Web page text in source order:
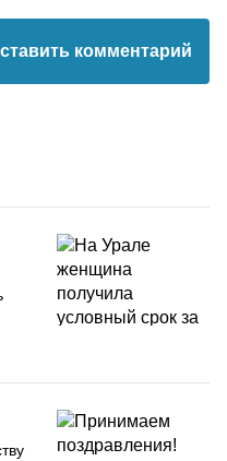
комментарий